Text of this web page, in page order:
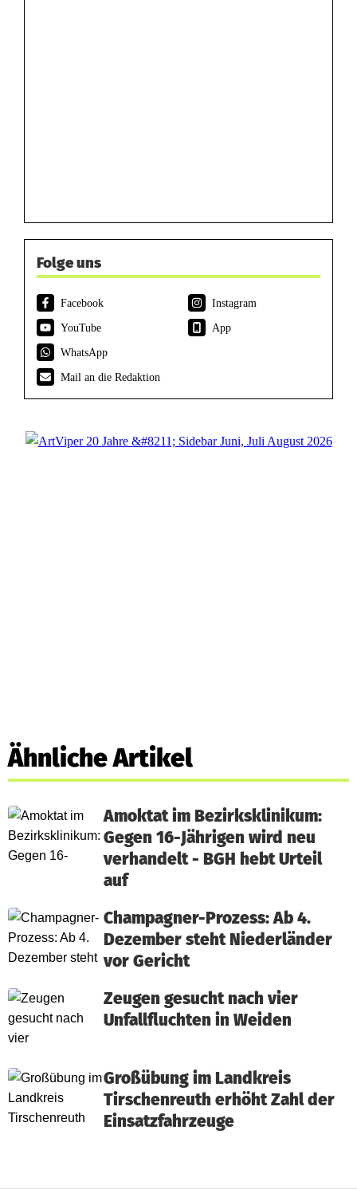
Folge uns
Facebook
Instagram
YouTube
App
WhatsApp
Mail an die Redaktion
Ähnliche Artikel
Amoktat im Bezirksklinikum:
Gegen 16-Jährigen wird neu
verhandelt - BGH hebt Urteil
auf
Champagner-Prozess: Ab 4.
Dezember steht Niederländer
vor Gericht
Zeugen gesucht nach vier
Unfallfluchten in Weiden
Großübung im Landkreis
Tirschenreuth erhöht Zahl der
Einsatzfahrzeuge